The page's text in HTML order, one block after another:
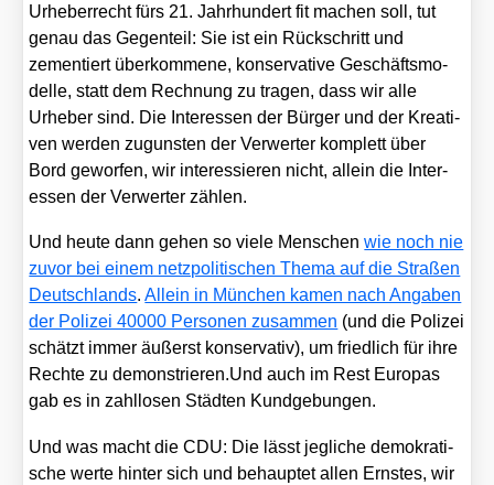
Urhe­ber­recht fürs 21. Jahr­hun­dert fit machen soll, tut
genau das Gegen­teil: Sie ist ein Rück­schritt und
zemen­tiert über­kom­me­ne, kon­ser­va­ti­ve Geschäfts­mo­
del­le, statt dem Rech­nung zu tra­gen, dass wir alle
Urhe­ber sind. Die Inter­es­sen der Bür­ger und der Krea­ti­
ven wer­den zuguns­ten der Ver­wer­ter kom­plett über
Bord gewor­fen, wir inter­es­sie­ren nicht, allein die Inter­
es­sen der Ver­wer­ter zäh­len.
Und heu­te dann gehen so vie­le Men­schenwie noch nie
zuvor bei einem netz­po­li­ti­schen The­ma auf die Stra­ßen
Deutsch­lands.Allein in Mün­chen kamen nach Anga­ben
der Poli­zei 40000 Per­so­nen zusam­men (und die Poli­zei
schätzt immer äußerst kon­ser­va­tiv), um fried­lich für ihre
Rech­te zu demonstrieren.Und auch im Rest Euro­pas
gab es in zahl­lo­sen Städ­ten Kund­ge­bun­gen.
Und was macht die CDU: Die lässt jeg­li­che demo­kra­ti­
sche wer­te hin­ter sich und behaup­tet allen Erns­tes, wir